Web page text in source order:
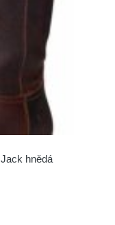
hnědá